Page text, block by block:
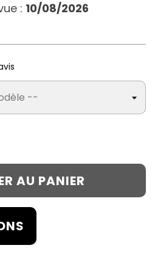
: 10/08/2026
AU PANIER